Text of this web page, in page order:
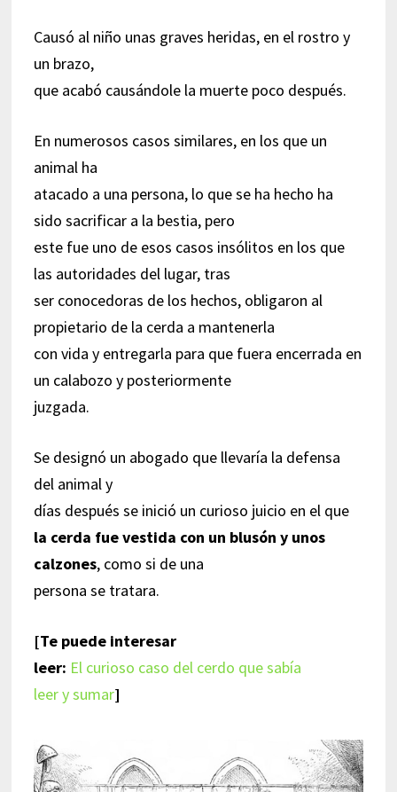
Causó al niño unas graves heridas, en el rostro y
un brazo,
que acabó causándole la muerte poco después.
En numerosos casos similares, en los que un
animal ha
atacado a una persona, lo que se ha hecho ha
sido sacrificar a la bestia, pero
este fue uno de esos casos insólitos en los que
las autoridades del lugar, tras
ser conocedoras de los hechos, obligaron al
propietario de la cerda a mantenerla
con vida y entregarla para que fuera encerrada en
un calabozo y posteriormente
juzgada.
Se designó un abogado que llevaría la defensa
del animal y
días después se inició un curioso juicio en el que
la cerda fue vestida con un blusón y unos
calzones, como si de una
persona se tratara.
[Te puede interesar
leer: El curioso caso del cerdo que sabía
leer y sumar]